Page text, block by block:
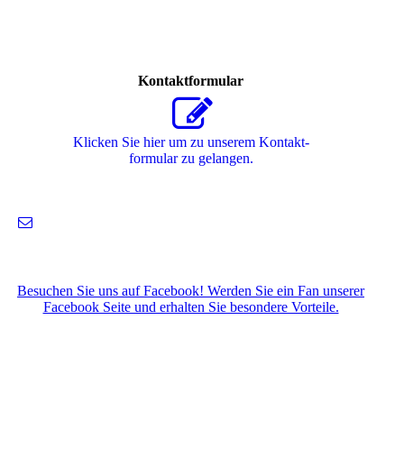
Kontaktformular
Klicken Sie hier um zu unserem Kon­takt­
for­mu­lar zu gelangen.
Besuchen Sie uns auf Facebook! Werden Sie ein Fan unserer
Facebook Seite und erhalten Sie besondere Vorteile.